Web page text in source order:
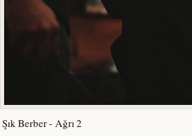
Şık Berber - Ağrı 2